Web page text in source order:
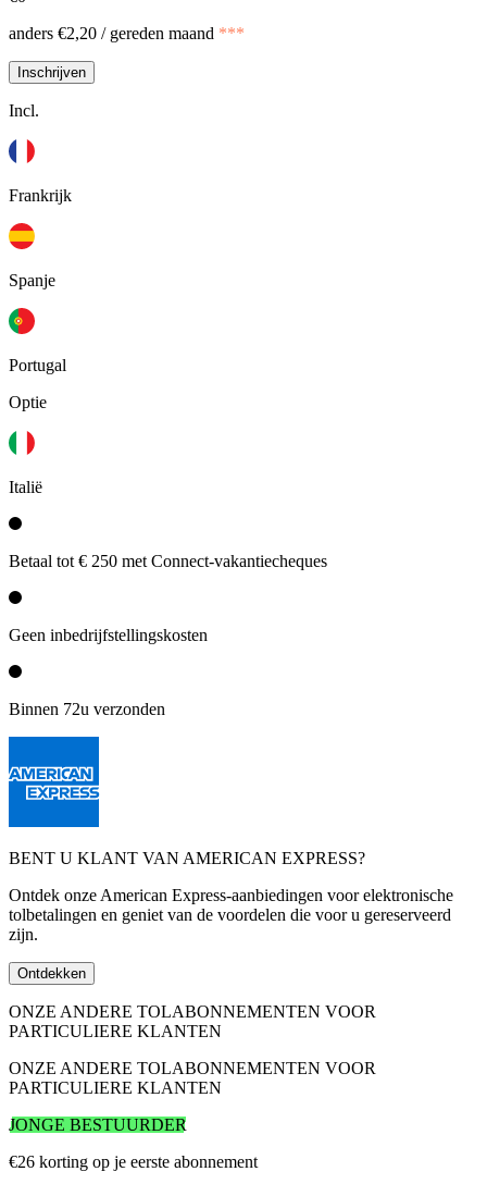
anders €2,20 / gereden maand ***
Inschrijven
Incl.
Frankrijk
Spanje
Portugal
Optie
Italië
Betaal tot € 250 met Connect-vakantiecheques
Geen inbedrijfstellingskosten
Binnen 72u verzonden
BENT U KLANT VAN AMERICAN EXPRESS?
Ontdek onze American Express-aanbiedingen voor elektronische
tolbetalingen en geniet van de voordelen die voor u gereserveerd
zijn.
Ontdekken
ONZE ANDERE TOLABONNEMENTEN VOOR
PARTICULIERE KLANTEN
ONZE ANDERE TOLABONNEMENTEN VOOR
PARTICULIERE KLANTEN
JONGE BESTUURDER
€26 korting op je eerste abonnement